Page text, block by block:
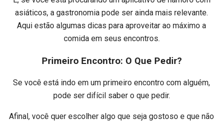
asiáticos, a gastronomia pode ser ainda mais relevante.
Aqui estão algumas dicas para aproveitar ao máximo a
comida em seus encontros.
Primeiro Encontro: O Que Pedir?
Se você está indo em um primeiro encontro com alguém,
pode ser difícil saber o que pedir.
Afinal, você quer escolher algo que seja gostoso e que não